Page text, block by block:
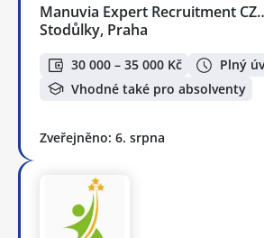
Manuvia Expert Recruitment
Stodůlky, Praha
30 000 – 35 000 Kč
Plný
Vhodné také pro absolventy
Zveřejněno: 6. srpna